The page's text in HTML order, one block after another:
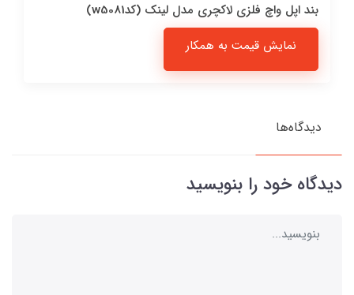
بند اپل واچ فلزی لاکچری مدل لینک (کدw5081)
نمایش قیمت به همکار
دیدگاه‌ها
دیدگاه خود را بنویسید